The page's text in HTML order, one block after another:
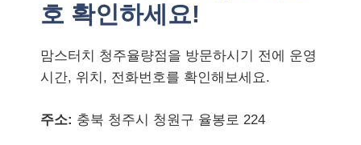
호 확인하세요!
맘스터치 청주율량점을 방문하시기 전에 운영
시간, 위치, 전화번호를 확인해보세요.
주소: 충북 청주시 청원구 율봉로 224